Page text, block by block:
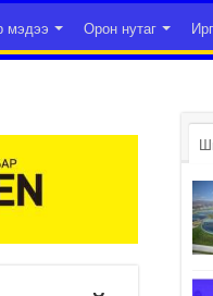
мэдээ Орон нутаг